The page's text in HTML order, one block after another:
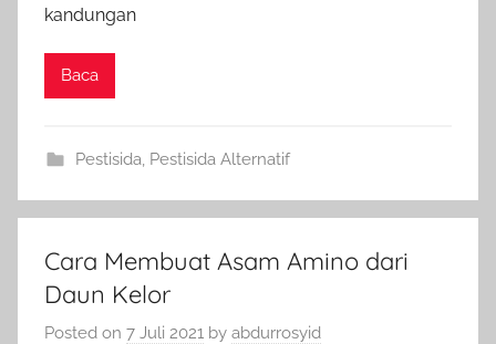
kandungan
Baca
Pestisida Pestisida Alternatif
Cara Membuat Asam Amino dari
Daun Kelor
Posted on 7 Juli 2021 by abdurrosyid